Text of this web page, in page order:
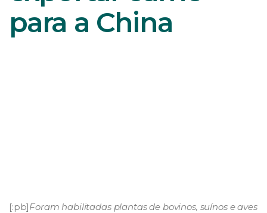
para a China
[:pb]Foram habilitadas plantas de bovinos, suínos e aves